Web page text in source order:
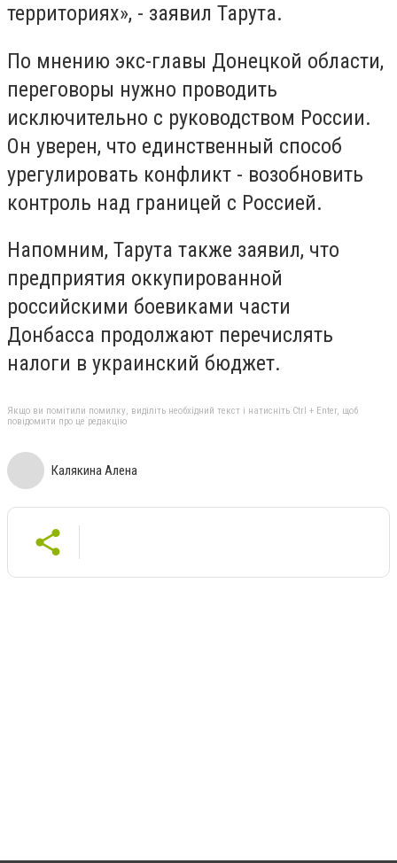
территориях», - заявил Тарута.
По мнению экс-главы Донецкой области,
переговоры нужно проводить
исключительно с руководством России.
Он уверен, что единственный способ
урегулировать конфликт - возобновить
контроль над границей с Россией.
Напомним, Тарута также заявил, что
предприятия оккупированной
российскими боевиками части
Донбасса продолжают перечислять
налоги в украинский бюджет.
Якщо ви помітили помилку, виділіть необхідний текст і натисніть Ctrl + Enter, щоб
повідомити про це редакцію
Калякина Алена